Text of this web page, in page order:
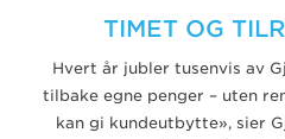
TIMET OG
Hvert år jubler tusenvis av
tilbake egne penger – uten
kan gi kundeutbytte», sier